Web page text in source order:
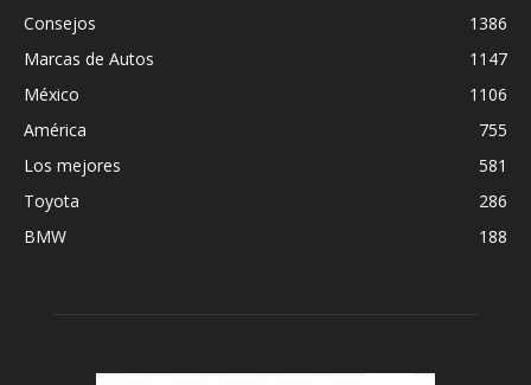
Consejos
1386
Marcas de Autos
1147
México
1106
América
755
Los mejores
581
Toyota
286
BMW
188